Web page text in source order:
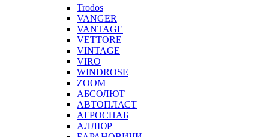
Trodos
VANGER
VANTAGE
VETTORE
VINTAGE
VIRO
WINDROSE
ZOOM
АБСОЛЮТ
АВТОПЛАСТ
АГРОСНАБ
АЛЛЮР